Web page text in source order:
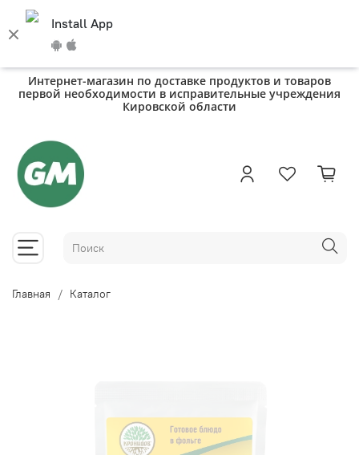
Install App
Интернет-магазин по доставке продуктов и товаров
первой необходимости в исправительные учреждения
Кировской области
Главная Каталог